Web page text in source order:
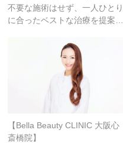
不要な施術はせず、一人ひとり
に合ったベストな治療を提案…
【Bella Beauty CLINIC 大阪心
斎橋院】